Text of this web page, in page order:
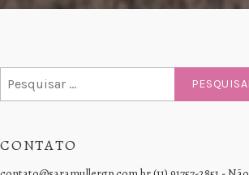
por:
CONTATO